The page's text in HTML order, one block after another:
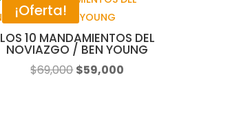
¡Oferta!
LOS 10 MANDAMIENTOS DEL
NOVIAZGO / BEN YOUNG
$69,000El
$59,000